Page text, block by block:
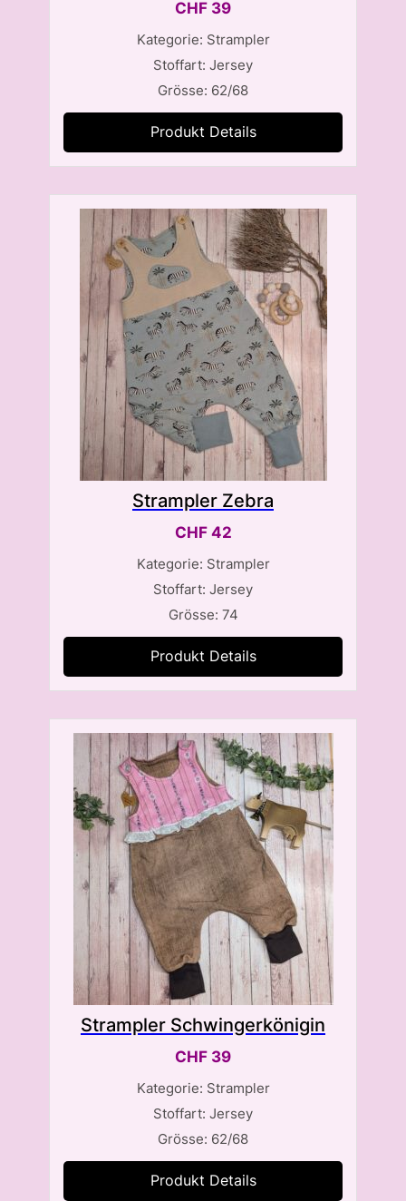
CHF 39
Kategorie: Strampler
Stoffart: Jersey
Grösse: 62/68
Produkt Details
Strampler Zebra
CHF42
Kategorie: Strampler
Stoffart: Jersey
Grösse: 74
Produkt Details
Strampler Schwingerkönigin
CHF 39
Kategorie: Strampler
Stoffart: Jersey
Grösse: 62/68
Produkt Details